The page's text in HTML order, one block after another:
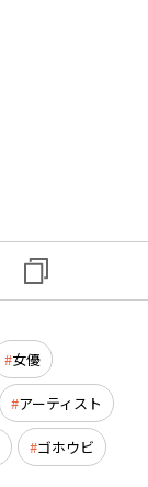
女優
アーティスト
ゴホウビ